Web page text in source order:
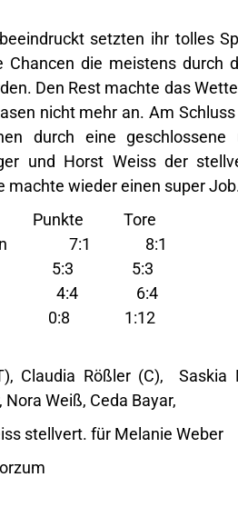
setzten ihr tolles
Chancen die meistens durch
Den Rest machte das
nicht mehr an. Am
durch eine geschlossene
und Horst Weiss der
wieder einen super Job.
Tore
7:1 8:1
5:3 5:3
4:4 6:4
0:8 1:12
Claudia Rößler (C), Saskia
Nora Weiß, Ceda Bayar,
stellvert. für Melanie